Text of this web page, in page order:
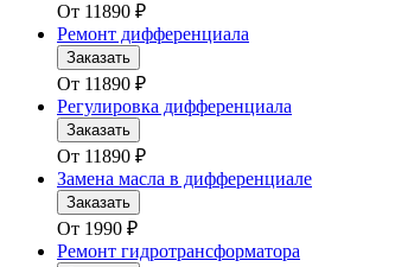
От 11890 ₽
Ремонт дифференциала
Заказать
От 11890 ₽
Регулировка дифференциала
Заказать
От 11890 ₽
Замена масла в дифференциале
Заказать
От 1990 ₽
Ремонт гидротрансформатора